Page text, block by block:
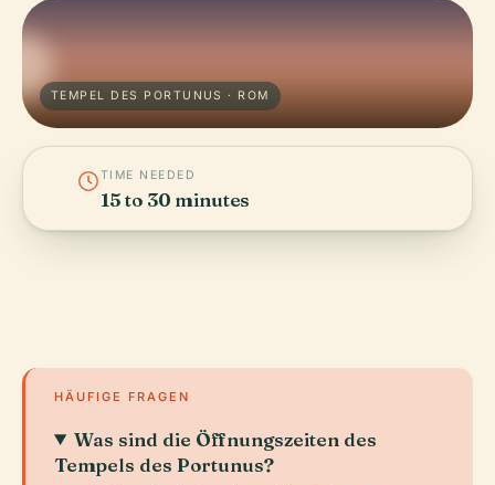
TEMPEL DES PORTUNUS · ROM
TIME NEEDED
15 to 30 minutes
HÄUFIGE FRAGEN
Was sind die Öffnungszeiten des
Tempels des Portunus?